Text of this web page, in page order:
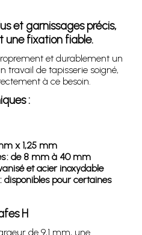
et garnissages précis,
une fixation fiable.
et durablement un
travail de tapisserie soigné,
à ce besoin.
:
x 1,25 mm
: de 8 mm à 40 mm
et acier inoxydable
disponibles pour certaines
H
de 9,1 mm, une